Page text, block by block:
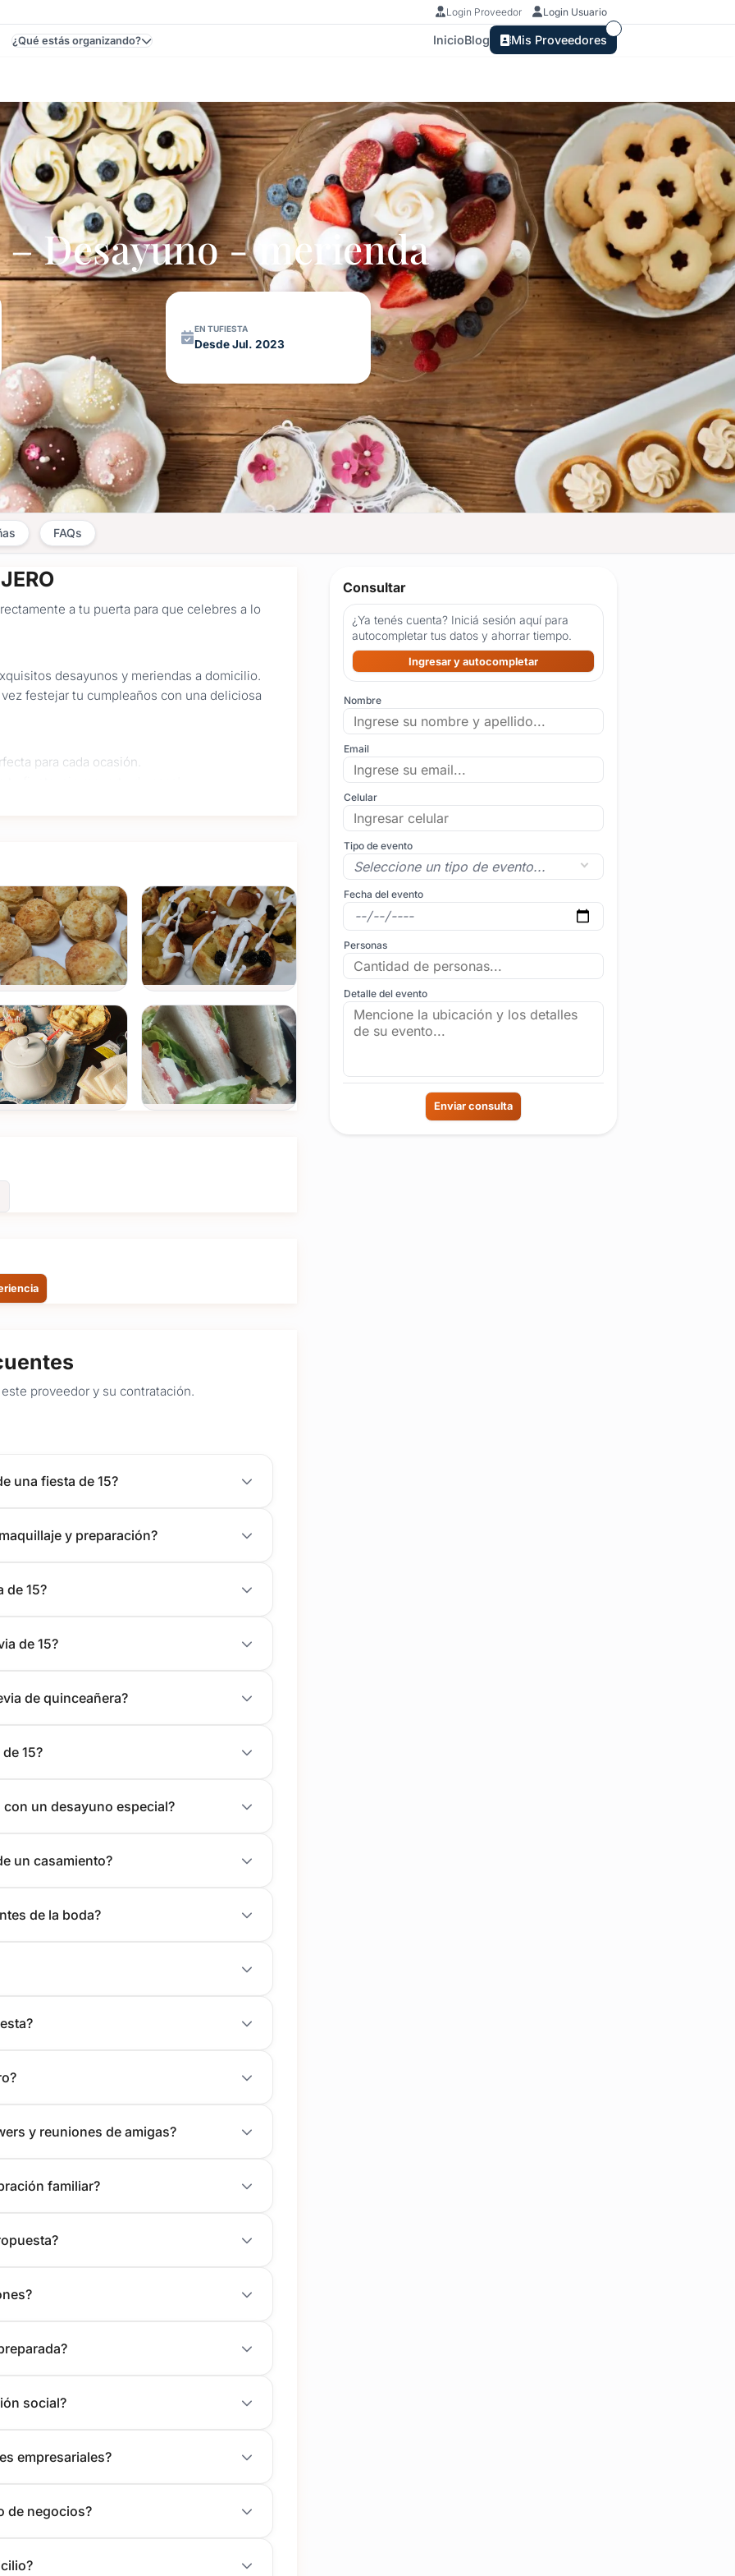
Login Proveedor Login Usuario
En Uruguay
¿Qué estás organizando? InicioBlog Mis Proveedores
– Desayuno - merienda
EN TUFIESTA
Desde Jul. 2023
FAQs
a tu puerta para que celebres a lo
desayunos y meriendas a domicilio.
festejar tu cumpleaños con una deliciosa
para cada ocasión.
El Horno Viajero está aquí para hacerlo
tus reuniones y momentos de networking.
o a través del botón de WhatsApp para conocer
de amiga/os.
proveedor y su contratación.
una fiesta de 15?
y preparación?
de 15?
de 15?
de quinceañera?
15?
un desayuno especial?
un casamiento?
de la boda?
y reuniones de amigas?
familiar?
social?
empresariales?
de negocios?
Consultar
¿Ya tenés cuenta? Iniciá sesión aquí para
autocompletar tus datos y ahorrar tiempo.
Ingresar y autocompletar
Nombre
Email
Celular
Tipo de evento
Fecha del evento
Personas
Detalle del evento
Enviar consulta